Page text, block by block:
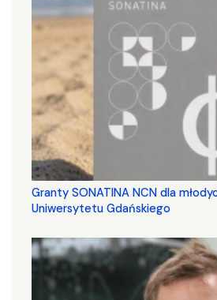
Granty SONATINA NCN dla
Uniwersytetu Gdańskiego